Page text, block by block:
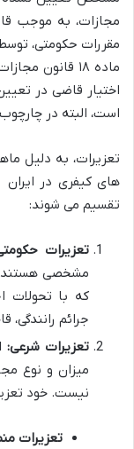
مجازات، به موجب
مقررات حکومتی،
ماده ۱۸ قانون
اختیار قاضی در
است، البته در
تعزیرات، به دلیل
های کیفری در
تقسیم می شوند:
تعزیرات
مشخصی هستند
که با تحولات
جرائم
تعزیرات شرعی:
میزان و نوع
نیست. خود
تعزیرات